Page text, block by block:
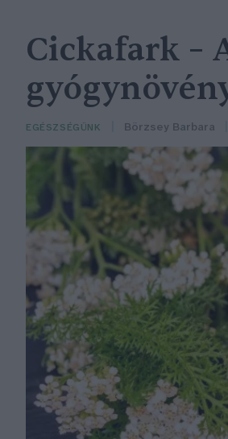
Cickafark –
EGÉSZSÉGÜNK Börzsey Barbara